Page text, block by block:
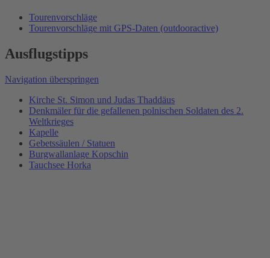
Tourenvorschläge
Tourenvorschläge mit GPS-Daten (outdooractive)
Ausflugstipps
Navigation überspringen
Kirche St. Simon und Judas Thaddäus
Denkmäler für die gefallenen polnischen Soldaten des 2.
Weltkrieges
Kapelle
Gebetssäulen / Statuen
Burgwallanlage Kopschin
Tauchsee Horka